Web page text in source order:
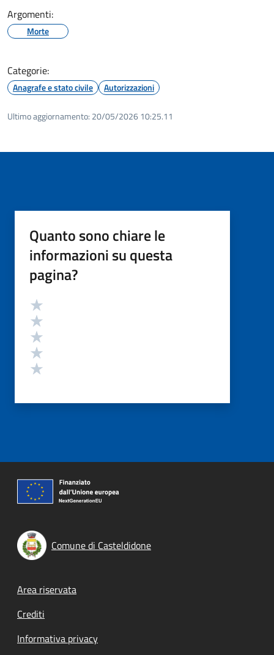
Argomenti:
Morte
Categorie:
Anagrafe e stato civile Autorizzazioni
Ultimo aggiornamento: 20/05/2026 10:25.11
Quanto sono chiare le
informazioni su questa
pagina?
Valutazione
Comune di Casteldidone
Footer menu
Area riservata
Crediti
Informativa privacy